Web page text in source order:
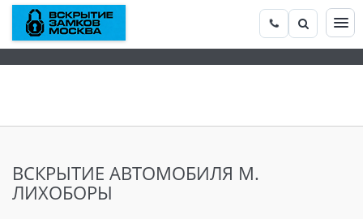
ВСКРЫТИЕ АВТОМОБИЛЯ М.
ЛИХОБОРЫ